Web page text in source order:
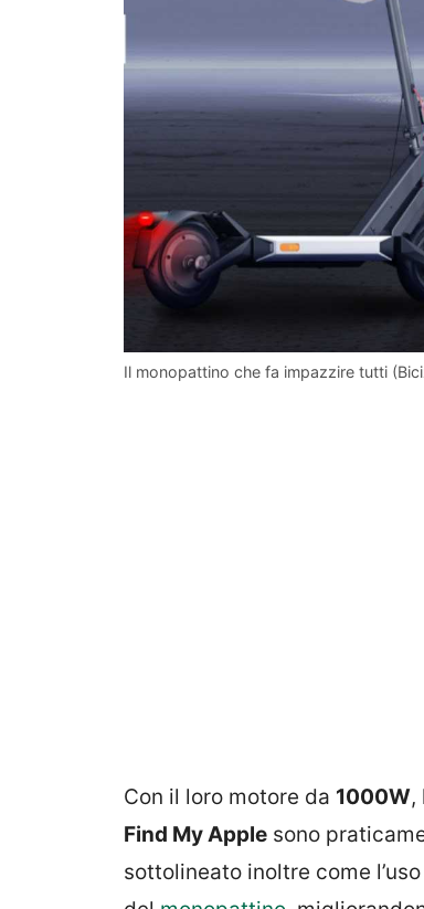
Il monopattino che fa impazzire tutti
Con il loro motore da 1000W,
Find My Apple sono
sottolineato inoltre come